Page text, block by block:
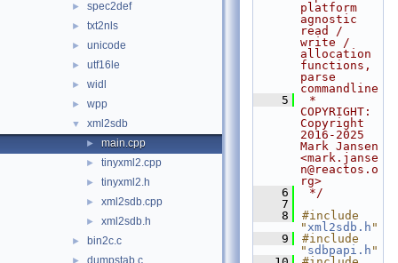
► spec2def
► txt2nls
► unicode
► utf16le
► widl
► wpp
▼ xml2sdb
► main.cpp
► tinyxml2.cpp
► tinyxml2.h
► xml2sdb.cpp
► xml2sdb.h
► bin2c.c
dumpstab.c
platform
agnostic
read /
write /
allocation
functions,
parse
commandline
    5
*
COPYRIGHT:
Copyright
2016-2025
Mark Jansen
<mark.janse
n@reactos.o
rg>
    6
*/
    7
    8
#include
"xml2sdb.h "
    9
#include
" sdbpapi.h "